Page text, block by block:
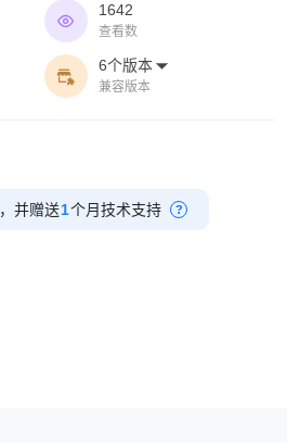

1642
查看数

6个版本 
兼容版本
，并赠送1个月技术支持 ?